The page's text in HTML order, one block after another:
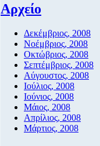
Αρχείο
Δεκέμβριος, 2008
Νοέμβριος, 2008
Οκτώβριος, 2008
Σεπτέμβριος, 2008
Αύγουστος, 2008
Ιούλιος, 2008
Ιούνιος, 2008
Μάιος, 2008
Απρίλιος, 2008
Μάρτιος, 2008